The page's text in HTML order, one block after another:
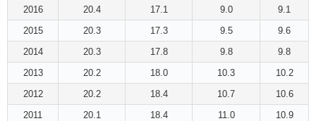
2016
20.4 17.1 9.0
9.1
2015
20.3 17.3 9.5
9.6
2014
20.3 17.8 9.8
9.8
2013
20.2 18.0 10.3
10.2
2012
20.2 18.4 10.7
10.6
2011
20.1 18.4 11.0
10.9